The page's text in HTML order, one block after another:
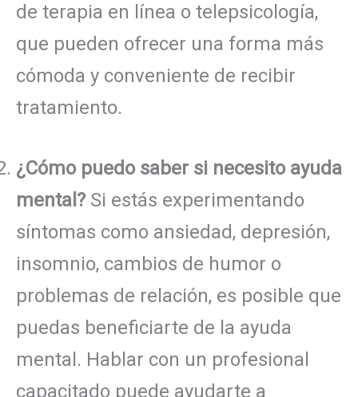
de terapia en línea o telepsicología,
que pueden ofrecer una forma más
cómoda y conveniente de recibir
tratamiento.
¿Cómo puedo saber si necesito ayuda
mental? Si estás experimentando
síntomas como ansiedad, depresión,
insomnio, cambios de humor o
problemas de relación, es posible que
puedas beneficiarte de la ayuda
mental. Hablar con un profesional
capacitado puede ayudarte a